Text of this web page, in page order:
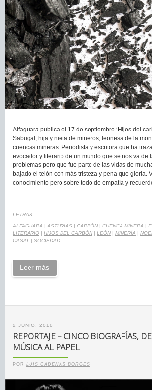
Alfaguara publica el 17 de septiembre ‘Hijos del
Sabugal, hija y nieta de mineros, leonesa de la
cuencas mineras. Periodista y escritora que ha
evocador y literario de un mundo que se nos va de
problemas pero que fue parte de las vidas de
bajado el telón con más tristeza y pena que gloria.
conocimiento pero sobre todo de empatía y
LETRAS
ALFAGUARA | ASTURIAS | CARBÓN | CUENCA MINERA |
LITERARIO | HIJOS DEL CARBÓN | LEÓN | MINERÍA |
CASAL
| SOCIEDAD
Leer más
2 JUNIO, 2018
REPORTAJE – CINCO BIOGRAFÍAS,
MÚSICA AL PAPEL
POR LUIS CADENAS BORGES